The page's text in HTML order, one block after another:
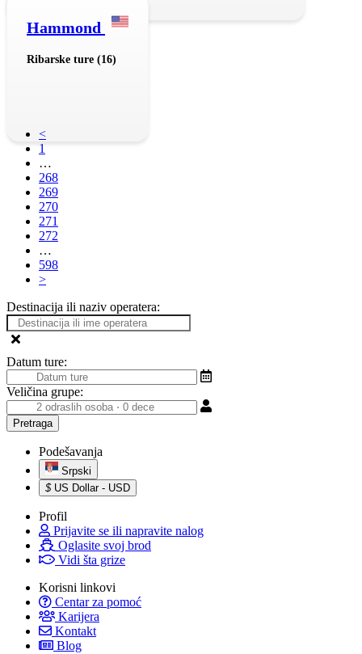
Hammond
Ribarske ture (16)
<
1
…
268
269
270
271
272
…
598
>
Destinacija ili naziv operatera:
Datum ture:
Veličina grupe:
Podešavanja
Srpski
$ US Dollar - USD
Profil
Prijavite se ili napravite nalog
Oglasite svoj brod
Vidi šta grize
Korisni linkovi
Centar za pomoć
Karijera
Kontakt
Blog